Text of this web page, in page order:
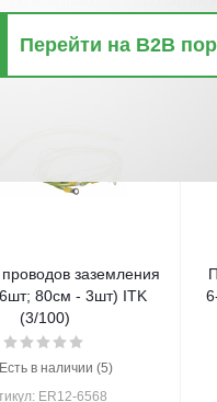
заземления
80cм - 3шт) ITK
(3/100)
Есть в наличии (5)
ER12-6568
Перейти на B2B